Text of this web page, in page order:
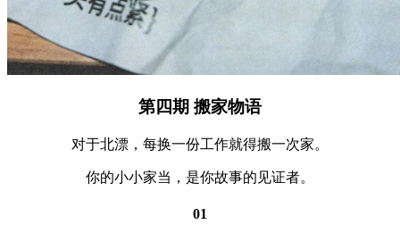
第四期 搬家物语
对于北漂，每换⼀份⼯作就得搬⼀次家。
你的⼩⼩家当，是你故事的⻅证者。
01